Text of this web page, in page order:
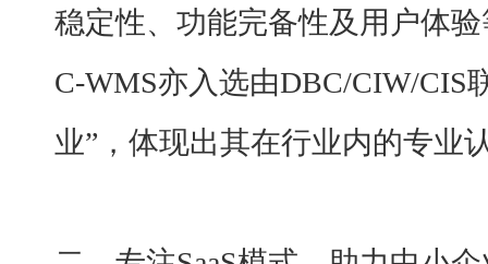
稳定性、功能完备性及用户体
C-WMS亦入选由DBC/CIW/CIS
业”，体现出其在行业内的专业